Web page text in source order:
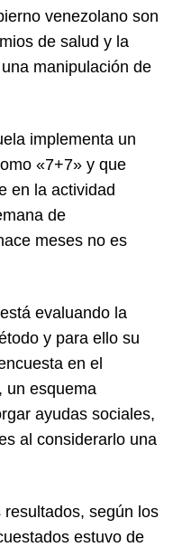
venezolano son
de salud y la
manipulación de
implementa un
«7+7» y que
en la actividad
de
meses no es
evaluando la
y para ello su
en el
un esquema
ayudas sociales,
al considerarlo una
según los
estuvo de